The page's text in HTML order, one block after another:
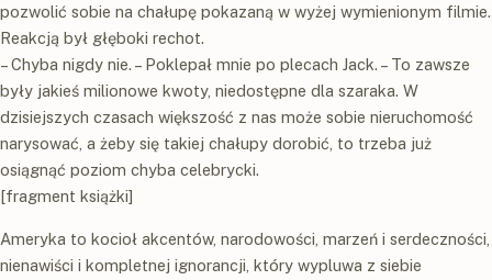
pozwolić sobie na chałupę pokazaną w wyżej wymienionym filmie.
Reakcją był głęboki rechot.
– Chyba nigdy nie. – Poklepał mnie po plecach Jack. – To zawsze
były jakieś milionowe kwoty, niedostępne dla szaraka. W
dzisiejszych czasach większość z nas może sobie nieruchomość
narysować, a żeby się takiej chałupy dorobić, to trzeba już
osiągnąć poziom chyba celebrycki.
[fragment książki]
Ameryka to kocioł akcentów, narodowości, marzeń i serdeczności,
nienawiści i kompletnej ignorancji, który wypluwa z siebie